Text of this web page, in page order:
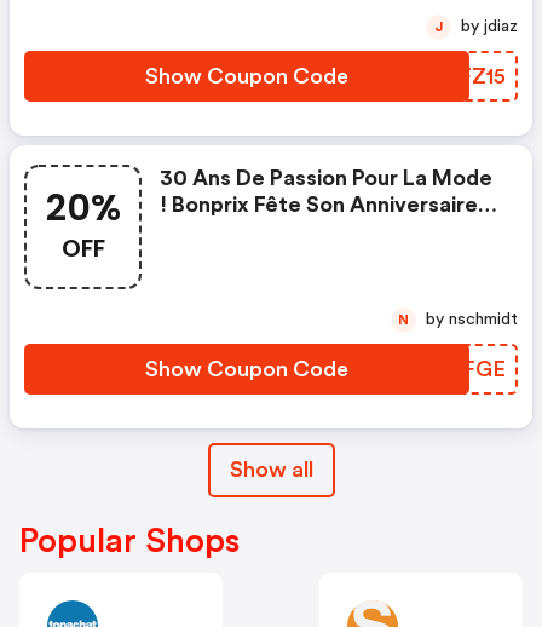
Show Coupon Code OAFZ15
J by jdiaz
20%
OFF
30 Ans De Passion Pour La Mode
! Bonprix Fête Son Anniversaire
Show Coupon Code IGNFGE
N by nschmidt
Show all
Popular Shops